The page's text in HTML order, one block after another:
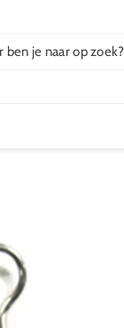
ben je naar op zoek?